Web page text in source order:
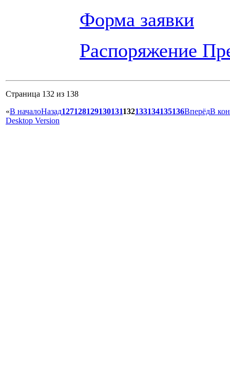
Форма заявки
Распоряжение
Страница 132 из 138
«В началоНазад127128129130131132133134135136ВперёдВ
Desktop Version